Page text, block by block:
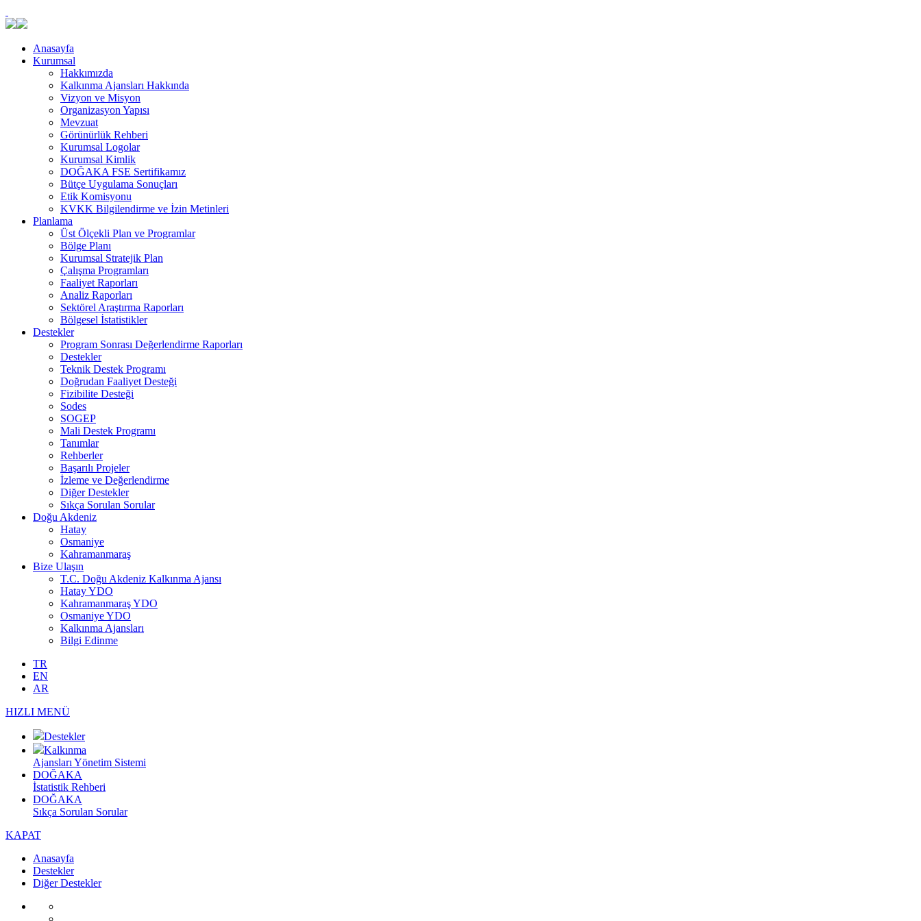
Anasayfa
Kurumsal
Hakkımızda
Kalkınma Ajansları Hakkında
Vizyon ve Misyon
Organizasyon Yapısı
Mevzuat
Görünürlük Rehberi
Kurumsal Logolar
Kurumsal Kimlik
DOĞAKA FSE Sertifikamız
Bütçe Uygulama Sonuçları
Etik Komisyonu
KVKK Bilgilendirme ve İzin Metinleri
Planlama
Üst Ölçekli Plan ve Programlar
Bölge Planı
Kurumsal Stratejik Plan
Çalışma Programları
Faaliyet Raporları
Analiz Raporları
Sektörel Araştırma Raporları
Bölgesel İstatistikler
Destekler
Program Sonrası Değerlendirme Raporları
Destekler
Teknik Destek Programı
Doğrudan Faaliyet Desteği
Fizibilite Desteği
Sodes
SOGEP
Mali Destek Programı
Tanımlar
Rehberler
Başarılı Projeler
İzleme ve Değerlendirme
Diğer Destekler
Sıkça Sorulan Sorular
Doğu Akdeniz
Hatay
Osmaniye
Kahramanmaraş
Bize Ulaşın
T.C. Doğu Akdeniz Kalkınma Ajansı
Hatay YDO
Kahramanmaraş YDO
Osmaniye YDO
Kalkınma Ajansları
Bilgi Edinme
TR
EN
AR
HIZLI MENÜ
Destekler
Kalkınma
Ajansları Yönetim Sistemi
DOĞAKA
İstatistik Rehberi
DOĞAKA
Sıkça Sorulan Sorular
KAPAT
Anasayfa
Destekler
Diğer Destekler